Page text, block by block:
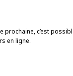
prochaine, c’est
en ligne.